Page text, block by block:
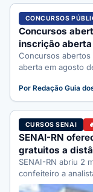
CONCURSOS
Concursos
inscrição aberta
Concursos abertos
aberta em agosto
Por Redação Guia
CURSOS SENAI
SENAI-RN
gratuitos a
SENAI-RN abriu 2
confeiteiro a